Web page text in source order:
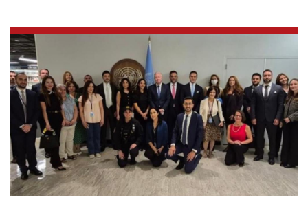
نداء اليوم
محليات
أسرار
متفرقات
نداء القرّاء